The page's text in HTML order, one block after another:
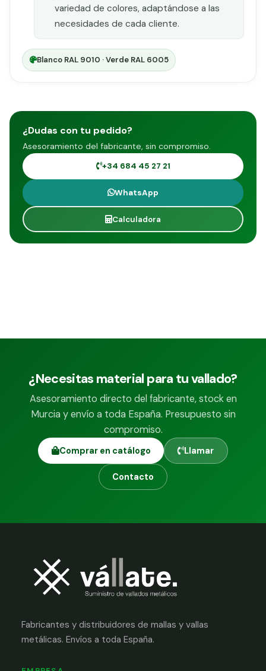
variedad de colores, adaptándose a las
necesidades de cada cliente.
Blanco RAL 9010 · Verde RAL 6005
¿Dudas con tu pedido?
Asesoramiento del fabricante, sin compromiso.
+34 684 45 27 21
WhatsApp
Calculadora
¿Necesitas material para tu vallado?
Asesoramiento directo del fabricante, stock en
Murcia y envío a toda España. Presupuesto sin
compromiso.
Comprar en catálogo Llamar
Contacto
Fabricantes y distribuidores de mallas y vallas
metálicas. Envíos a toda España.